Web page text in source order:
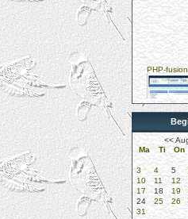
PHP-
DUK-
<<
Ma
Ti On
3
4 5
10
11 12
17
18 19
24
25 26
31